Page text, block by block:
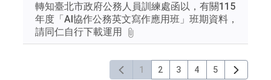
轉知臺北市政府公務人員訓練處函以，有關115
年度「AI協作公務英文寫作應用班」班期資料，
請同仁自行下載運用
1 2 3 4 5